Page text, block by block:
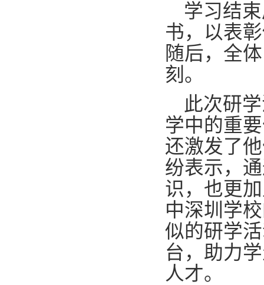
学习结
书，以表
随后，全
刻。
此次研
学中的重
还激发了
纷表示，
识，也更
中深圳学
似的研学
台，助力
人才。